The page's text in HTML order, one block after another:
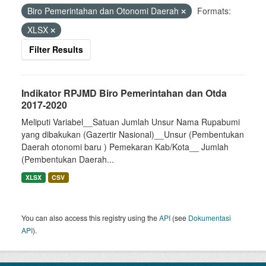
Biro Pemerintahan dan Otonomi Daerah
Formats:
XLSX
Filter Results
Indikator RPJMD Biro Pemerintahan dan Otda
2017-2020
Meliputi Variabel__Satuan Jumlah Unsur Nama Rupabumi
yang dibakukan (Gazertir Nasional)__Unsur (Pembentukan
Daerah otonomi baru ) Pemekaran Kab/Kota__ Jumlah
(Pembentukan Daerah...
XLSX CSV
You can also access this registry using theAPI (see Dokumentasi
API).